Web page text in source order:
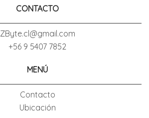
CONTACTO
ZByte.cl@gmail.com
+56 9 5407 7852
MENÚ
Contacto
Ubicación